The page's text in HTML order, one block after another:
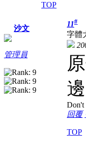
TOP
沙文
管理員
11#
字體
Don't
回覆
TOP